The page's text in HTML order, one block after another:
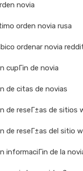
novia
orden novia rusa
ordenar novia
cupГіn de novia
de citas de novias
de reseГ±as de sitios
de reseГ±as del sitio
informaciГіn de la